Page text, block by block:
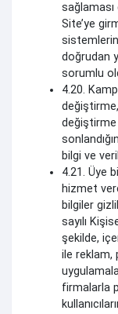
Site’ye
doğrudan
sorumlu
4.20.
bilgi ve
4.21. Üye
hizmet
bilgiler
sayılı
şekilde,
ile reklam,
firmalarla